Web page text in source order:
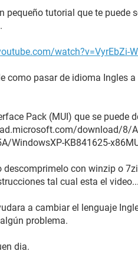
pequeño tutorial que te puede
watch?v=VyrEbZi-
como pasar de idioma Ingles a
Pack (MUI) que se puede
download/8/
WindowsXP-KB841625-
descomprimelo con winzip o
tal cual esta el
a cambiar el lenguaje
problema.
dia.